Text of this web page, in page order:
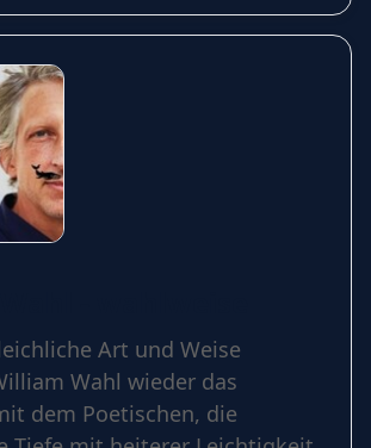
Art und Weise
Wahl wieder das
dem Poetischen, die